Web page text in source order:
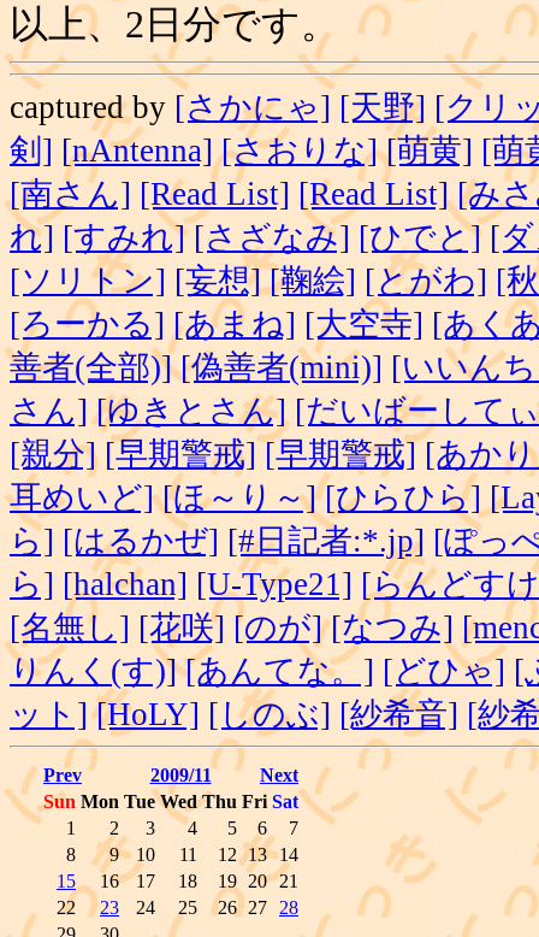
以上、2日分です。
captured by [さかにゃ] [天野] [クリ
剣] [nAntenna] [さおりな] [萌黄] [萌
[南さん] [Read List] [Read List] [み
れ] [すみれ] [さざなみ] [ひでと] [
[ソリトン] [妄想] [鞠絵] [とがわ] [
[ろーかる] [あまね] [大空寺] [あく
善者(全部)] [偽善者(mini)] [いいん
さん] [ゆきとさん] [だいばーして
[親分] [早期警戒] [早期警戒] [あか
耳めいど] [ほ～り～] [ひらひら]
ら] [はるかぜ] [#日記者:*.jp] [ぽっ
ら] [halchan] [U-Type21] [らんどす
[名無し] [花咲] [のが] [なつみ]
りんく(す)] [あんてな。] [どひゃ] [
ット] [HoLY] [しのぶ] [紗希音] [紗
Prev 2009/11
Next
Sun Mon Tue Wed Thu Fri Sat
1
2 3 4 5 6
7
8
9 10 11 12 13
14
15
16 17 18 19 20 21
22
23 24 25 26 27
28